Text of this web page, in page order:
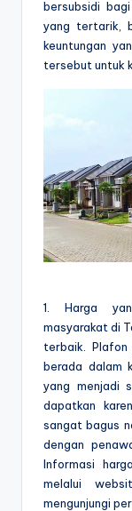
bersubsidi
yang tertarik,
keuntungan
tersebut untuk
1. Harga
masyarakat di
terbaik. Plafon
berada dalam
yang menjadi
dapatkan
sangat bagus
dengan
Informasi
melalui
mengunjungi